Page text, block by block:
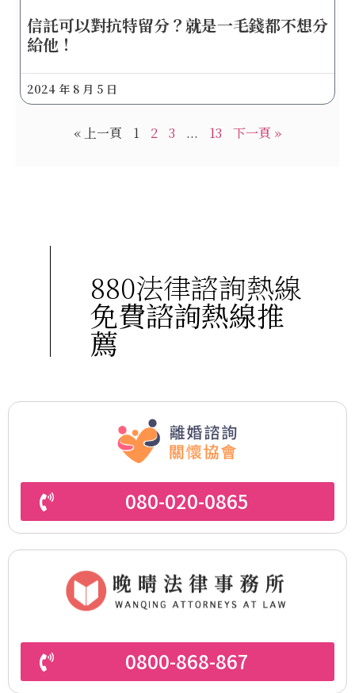
信託可以對抗特留分？就是一毛錢都不想分
給他！
2024 年 8 月 5 日
« 上一頁 1 2 3 ... 13 下一頁 »
880法律諮詢熱線
免費諮詢熱線推
薦
080-020-0865
0800-868-867